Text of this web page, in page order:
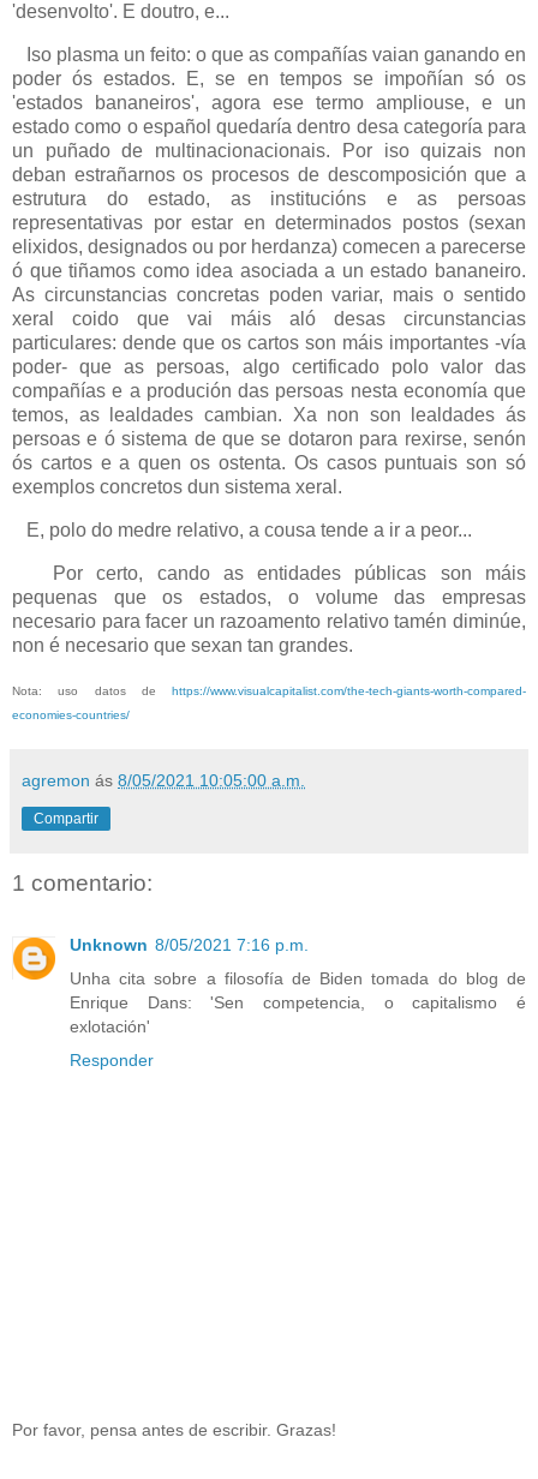
'desenvolto'. E doutro, e...
Iso plasma un feito: o que as compañías vaian ganando en
poder ós estados. E, se en tempos se impoñían só os
'estados bananeiros', agora ese termo ampliouse, e un
estado como o español quedaría dentro desa categoría para
un puñado de multinacionacionais. Por iso quizais non
deban estrañarnos os procesos de descomposición que a
estrutura do estado, as institucións e as persoas
representativas por estar en determinados postos (sexan
elixidos, designados ou por herdanza) comecen a parecerse
ó que tiñamos como idea asociada a un estado bananeiro.
As circunstancias concretas poden variar, mais o sentido
xeral coido que vai máis aló desas circunstancias
particulares: dende que os cartos son máis importantes -vía
poder- que as persoas, algo certificado polo valor das
compañías e a produción das persoas nesta economía que
temos, as lealdades cambian. Xa non son lealdades ás
persoas e ó sistema de que se dotaron para rexirse, senón
ós cartos e a quen os ostenta. Os casos puntuais son só
exemplos concretos dun sistema xeral.
E, polo do medre relativo, a cousa tende a ir a peor...
Por certo, cando as entidades públicas son máis
pequenas que os estados, o volume das empresas
necesario para facer un razoamento relativo tamén diminúe,
non é necesario que sexan tan grandes.
Nota: uso datos de https://www.visualcapitalist.com/the-tech-giants-worth-compared-
economies-countries/
agremon ás 8/05/2021 10:05:00 a.m.
Compartir
1 comentario:
Unknown 8/05/2021 7:16 p.m.
Unha cita sobre a filosofía de Biden tomada do blog de
Enrique Dans: 'Sen competencia, o capitalismo é
exlotación'
Responder
Por favor, pensa antes de escribir. Grazas!